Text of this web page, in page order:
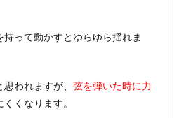
って動かすとゆらゆら揺れま
われますが、 弦を弾いた時に力
くなります。